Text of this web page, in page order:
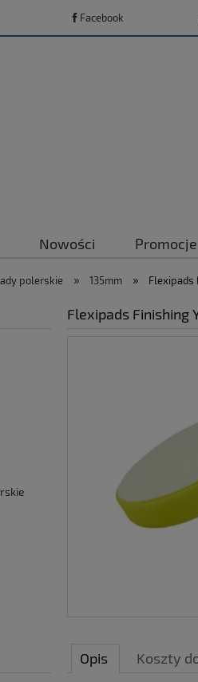
Facebook
Nowości Promocje
polerskie » 135mm » Flexipads
Flexipads Finishing
Opis Koszty